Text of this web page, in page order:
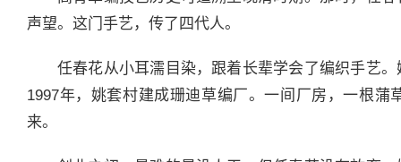
声望。这门手艺，传了四代人。
任春花从小耳濡目染，跟着长辈学会了编织手艺
1997年，姚套村建成珊迪草编厂。一间厂房，一根
来。